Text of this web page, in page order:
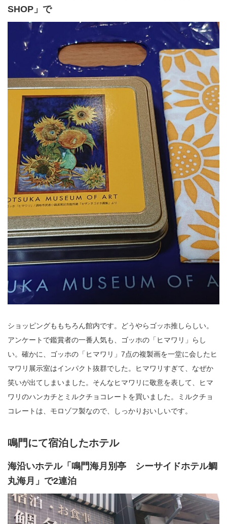
SHOP」で
ショッピングももちろん館内です。どうやらゴッホ推しらしい。
アンケートで鑑賞者の一番人気も、ゴッホの「ヒマワリ」らし
い。確かに、ゴッホの「ヒマワリ」7点の複製画を一堂に会したヒ
マワリ展示室はインパクト抜群でした。ヒマワリすぎて、なぜか
笑いが出てしまいました。そんなヒマワリに敬意を表して、ヒマ
ワリのハンカチとミルクチョコレートを買いました。ミルクチョ
コレートは、モロゾフ製なので、しっかりおいしいです。
鳴門にて宿泊したホテル
海沿いホテル「鳴門海月別亭 シーサイドホテル鯛
丸海月」で2連泊